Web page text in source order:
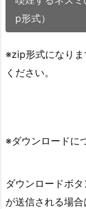
p形式）
※zip形式になり
ください。
※ダウンロードに
ダウンロードボ
が送信される場